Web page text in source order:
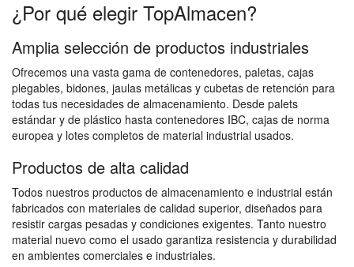
¿Por qué elegir TopAlmacen?
Amplia selección de productos industriales
Ofrecemos una vasta gama de contenedores, paletas, cajas
plegables, bidones, jaulas metálicas y cubetas de retención para
todas tus necesidades de almacenamiento. Desde palets
estándar y de plástico hasta contenedores IBC, cajas de norma
europea y lotes completos de material industrial usados.
Productos de alta calidad
Todos nuestros productos de almacenamiento e industrial están
fabricados con materiales de calidad superior, diseñados para
resistir cargas pesadas y condiciones exigentes. Tanto nuestro
material nuevo como el usado garantiza resistencia y durabilidad
en ambientes comerciales e industriales.